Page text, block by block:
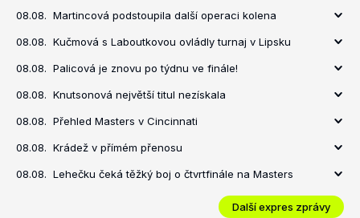
08.08. Martincová podstoupila další operaci kolena
08.08. Kučmová s Laboutkovou ovládly turnaj v Lipsku
08.08. Palicová je znovu po týdnu ve finále!
08.08. Knutsonová největší titul nezískala
08.08. Přehled Masters v Cincinnati
08.08. Krádež v přímém přenosu
08.08. Lehečku čeká těžký boj o čtvrtfinále na Masters
Další expres zprávy